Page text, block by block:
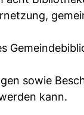
sowie
kann.